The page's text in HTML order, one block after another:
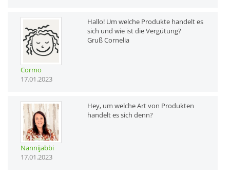
Cormo
17.01.2023
Hallo! Um welche Produkte handelt es
sich und wie ist die Vergütung?
Gruß Cornelia
Nannijabbi
17.01.2023
Hey, um welche Art von Produkten
handelt es sich denn?